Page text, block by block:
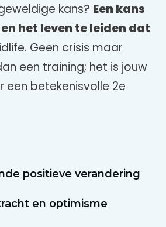
kans? Een kans
het leven te leiden dat
Geen crisis maar
een training; het is jouw
een betekenisvolle 2e
positieve verandering
en optimisme